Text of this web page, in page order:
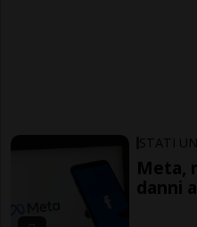
STATI
Meta,
danni